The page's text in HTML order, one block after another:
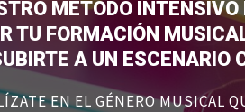
MÉTODO
TU FORMACIÓN
A UN ESCENARIO
EN EL GÉNERO MUSICAL